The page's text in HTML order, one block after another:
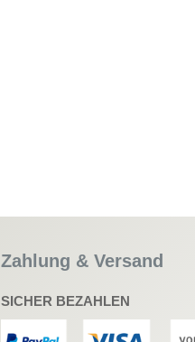
Zahlung & Versand
SICHER BEZAHLEN